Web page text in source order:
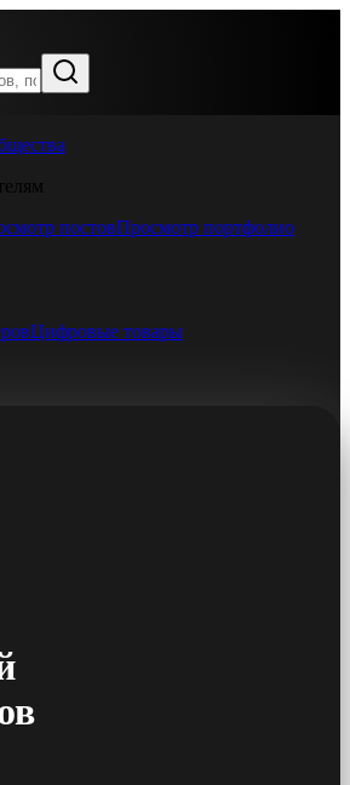
постовПросмотр портфолио
Цифровые товары